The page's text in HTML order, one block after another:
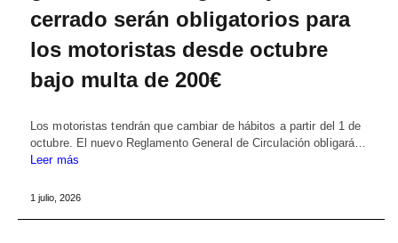
cerrado serán obligatorios para
los motoristas desde octubre
bajo multa de 200€
Los motoristas tendrán que cambiar de hábitos a partir del 1 de
octubre. El nuevo Reglamento General de Circulación obligará…
Leer más
1 julio, 2026